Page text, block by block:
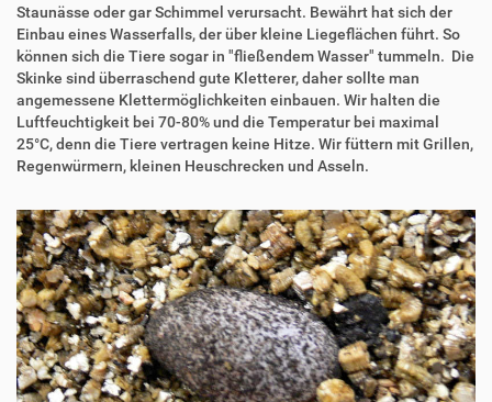
Staunässe oder gar Schimmel verursacht. Bewährt hat sich der
Einbau eines Wasserfalls, der über kleine Liegeflächen führt. So
können sich die Tiere sogar in "fließendem Wasser" tummeln. Die
Skinke sind überraschend gute Kletterer, daher sollte man
angemessene Klettermöglichkeiten einbauen. Wir halten die
Luftfeuchtigkeit bei 70-80% und die Temperatur bei maximal
25°C, denn die Tiere vertragen keine Hitze. Wir füttern mit Grillen,
Regenwürmern, kleinen Heuschrecken und Asseln.